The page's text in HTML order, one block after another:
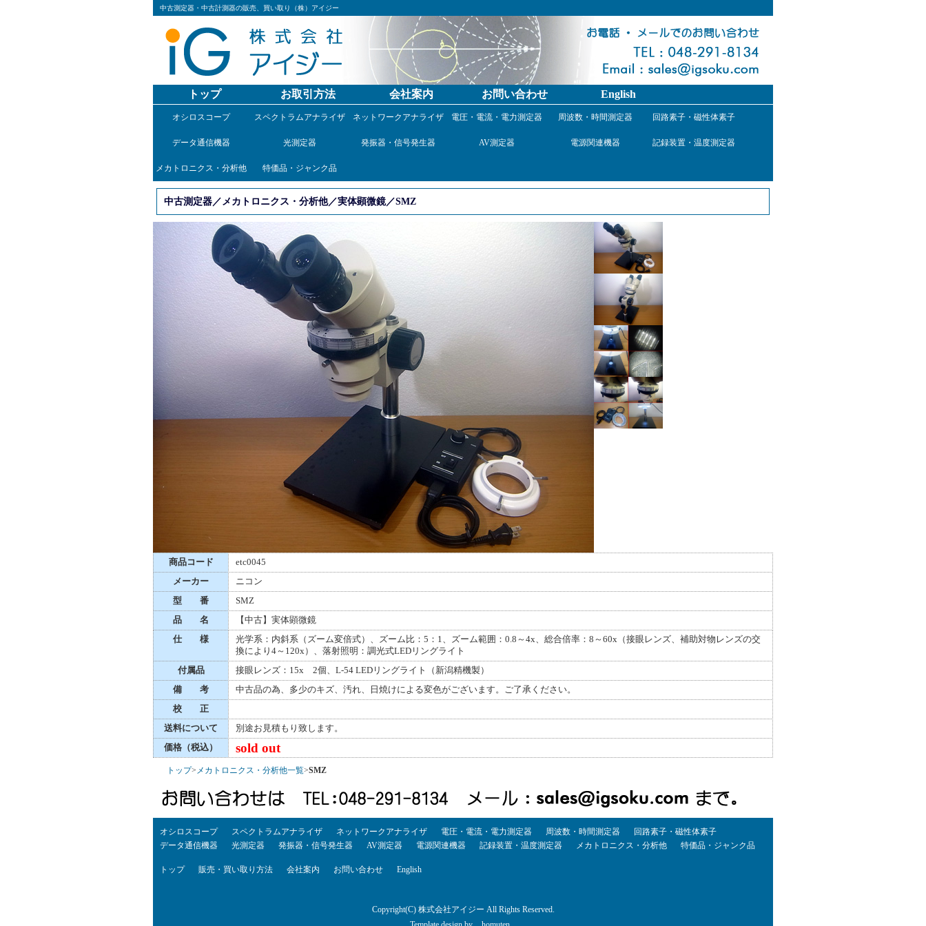
中古測定器・中古計測器の販売、買い取り（株）アイジー
トップ お取引方法 会社案内 お問い合わせ English
オシロスコープ スペクトラムアナライザ ネットワークアナライザ 電圧・電流・電力測定器 周波数・時間測定器 回路素子・磁性体素子
データ通信機器 光測定器 発振器・信号発生器 AV測定器 電源関連機器 記録装置・温度測定器
メカトロニクス・分析他 特価品・ジャンク品
中古測定器／メカトロニクス・分析他／実体顕微鏡／SMZ
商品コード
etc0045
メーカー
ニコン
型 番
SMZ
品 名
【中古】実体顕微鏡
仕 様
光学系：内斜系（ズーム変倍式）、ズーム比：5：1、ズーム範囲：0.8～4x、総合倍率：8～60x（接眼レンズ、補助対物レンズの交
換により4～120x）、落射照明：調光式LEDリングライト
付属品
接眼レンズ：15x 2個、L-54 LEDリングライト（新潟精機製）
備 考
中古品の為、多少のキズ、汚れ、日焼けによる変色がございます。ご了承ください。
校 正
送料について
別途お見積もり致します。
価格（税込）
sold out
トップ> メカトロニクス・分析他一覧>SMZ
オシロスコープ スペクトラムアナライザ ネットワークアナライザ 電圧・電流・電力測定器 周波数・時間測定器
回路素子・磁性体素子
データ通信機器
光測定器 発振器・信号発生器 AV測定器 電源関連機器 記録装置・温度測定器 メカトロニクス・分析他 特価品・ジャンク品
トップ 販売・買い取り方法 会社案内 お問い合わせ English
Copyright(C) 株式会社アイジー All Rights Reserved.